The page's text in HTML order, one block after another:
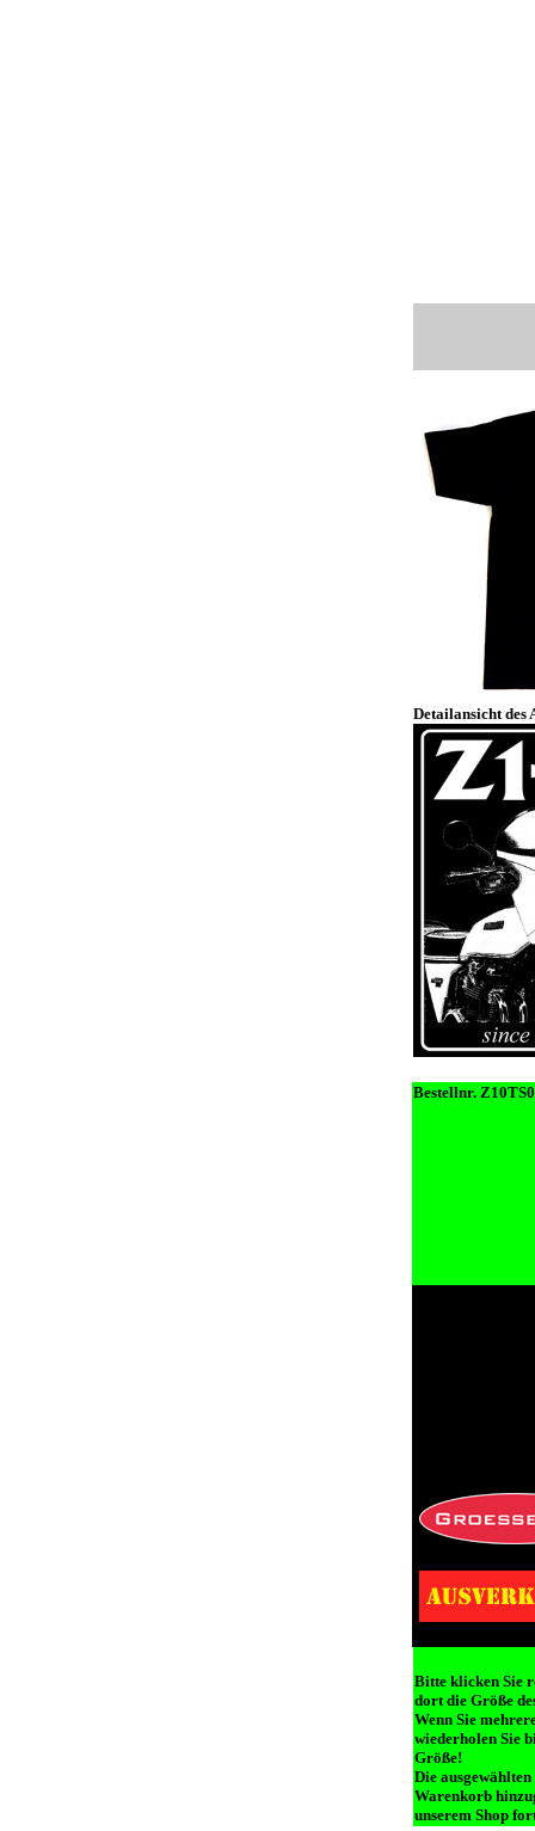
Detailansicht des
Bestellnr.
Bitte klicken Sie
dort die Größe
Wenn Sie
wiederholen Sie
Größe!
Die
Warenkorb
unserem Shop